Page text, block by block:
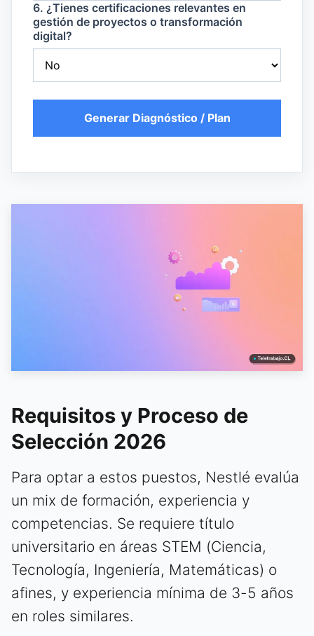
6. ¿Tienes certificaciones relevantes en
gestión de proyectos o transformación
digital?
Generar Diagnóstico / Plan
Requisitos y Proceso de
Selección 2026
Para optar a estos puestos, Nestlé evalúa
un mix de formación, experiencia y
competencias. Se requiere título
universitario en áreas STEM (Ciencia,
Tecnología, Ingeniería, Matemáticas) o
afines, y experiencia mínima de 3-5 años
en roles similares.